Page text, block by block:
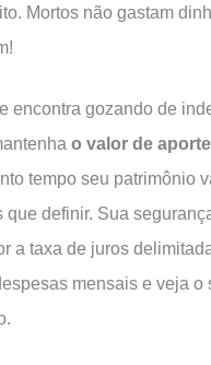
Mortos não gastam
encontra gozando de
o valor de
tempo seu patrimônio
que definir. Sua
a taxa de juros
mensais e veja o